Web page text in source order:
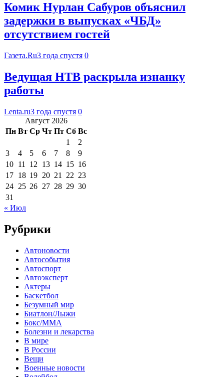
Комик Нурлан Сабуров объяснил
задержки в выпусках «ЧБД»
отсутствием гостей
Газета.Ru3 года спустя 0
Ведущая НТВ раскрыла изнанку
работы
Lenta.ru3 года спустя 0
Август 2026
Пн Вт Ср Чт Пт Сб Вс
1
2
3
4 5 6 7 8
9
10 11 12 13 14 15 16
17 18 19 20 21 22 23
24 25 26 27 28 29 30
31
« Июл
Рубрики
Автоновости
Автособытия
Автоспорт
Автоэксперт
Актеры
Баскетбол
Безумный мир
Биатлон/Лыжи
Бокс/MMA
Болезни и лекарства
В мире
В России
Вещи
Военные новости